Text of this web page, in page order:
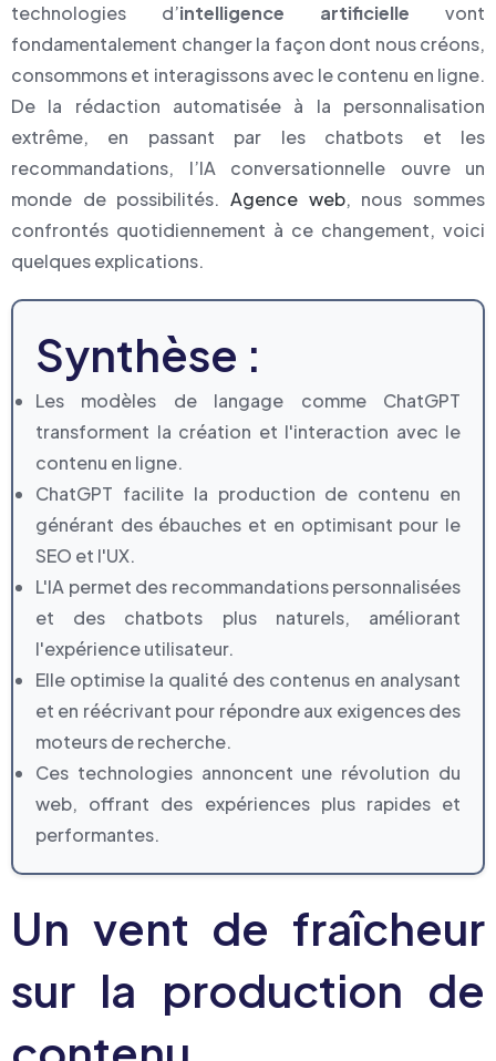
technologies d’intelligence artificielle vont
fondamentalement changer la façon dont nous créons,
consommons et interagissons avec le contenu en ligne.
De la rédaction automatisée à la personnalisation
extrême, en passant par les chatbots et les
recommandations, l’IA conversationnelle ouvre un
monde de possibilités. Agence web, nous sommes
confrontés quotidiennement à ce changement, voici
quelques explications.
Synthèse :
Les modèles de langage comme ChatGPT
transforment la création et l'interaction avec le
contenu en ligne.
ChatGPT facilite la production de contenu en
générant des ébauches et en optimisant pour le
SEO et l'UX.
L'IA permet des recommandations personnalisées
et des chatbots plus naturels, améliorant
l'expérience utilisateur.
Elle optimise la qualité des contenus en analysant
et en réécrivant pour répondre aux exigences des
moteurs de recherche.
Ces technologies annoncent une révolution du
web, offrant des expériences plus rapides et
performantes.
Un vent de fraîcheur
sur la production de